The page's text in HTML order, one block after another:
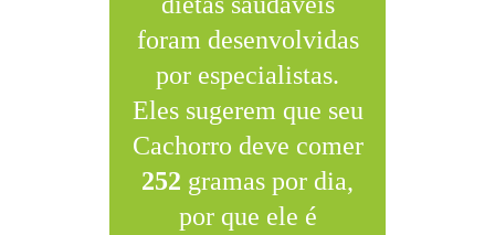
foram desenvolvidas
por especialistas.
Eles sugerem que seu
Cachorro deve comer
252 gramas por dia,
por que ele é